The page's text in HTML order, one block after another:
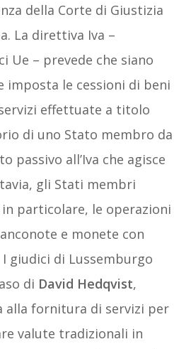
della Corte di Giustizia
La direttiva Iva –
Ue – prevede che siano
imposta le cessioni di beni
effettuate a titolo
di uno Stato membro da
passivo all’Iva che agisce
gli Stati membri
particolare, le operazioni
e monete con
giudici di Lussemburgo
di David Hedqvist,
alla fornitura di servizi per
valute tradizionali in